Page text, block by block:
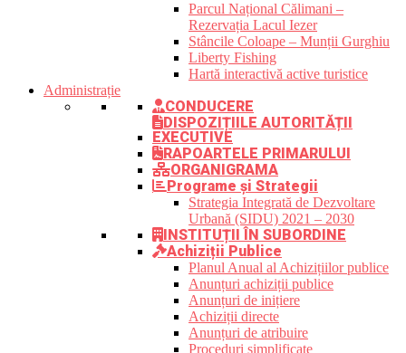
Parcul Național Călimani –
Rezervația Lacul Iezer
Stâncile Coloape – Munții Gurghiu
Liberty Fishing
Hartă interactivă active turistice
Administrație
CONDUCERE
DISPOZIȚIILE AUTORITĂȚII
EXECUTIVE
RAPOARTELE PRIMARULUI
ORGANIGRAMA
Programe și Strategii
Strategia Integrată de Dezvoltare
Urbană (SIDU) 2021 – 2030
INSTITUȚII ÎN SUBORDINE
Achiziții Publice
Planul Anual al Achizițiilor publice
Anunțuri achiziții publice
Anunțuri de inițiere
Achiziții directe
Anunțuri de atribuire
Proceduri simplificate